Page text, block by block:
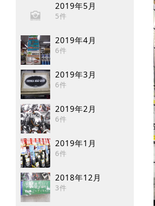
2019年5月
5件
2019年4月
6件
2019年3月
6件
2019年2月
6件
2019年1月
6件
2018年12月
3件